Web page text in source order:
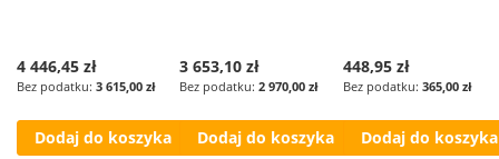
4 446,45 zł
3 615,00 zł
Dodaj do koszyka
3 653,10 zł
2 970,00 zł
Dodaj do koszyka
448,95 zł
365,00 zł
Dodaj do koszyka